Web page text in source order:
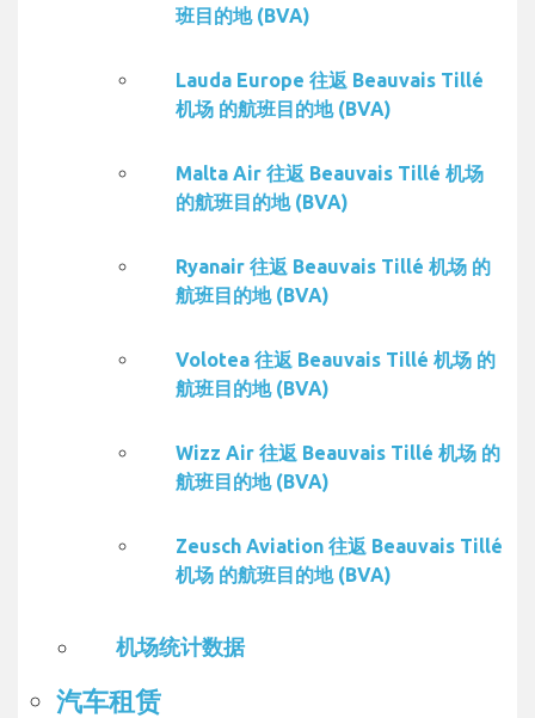
班目的地 (BVA)
Lauda Europe 往返 Beauvais Tillé
机场 的航班目的地 (BVA)
Malta Air 往返 Beauvais Tillé 机场
的航班目的地 (BVA)
Ryanair 往返 Beauvais Tillé 机场 的
航班目的地 (BVA)
Volotea 往返 Beauvais Tillé 机场 的
航班目的地 (BVA)
Wizz Air 往返 Beauvais Tillé 机场 的
航班目的地 (BVA)
Zeusch Aviation 往返 Beauvais Tillé
机场 的航班目的地 (BVA)
机场统计数据
汽车租赁